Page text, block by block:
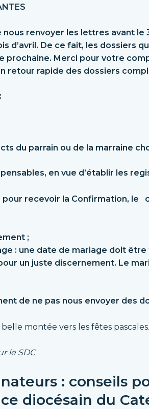
nous renvoyer les lettres avant
d’avril. De ce fait, les dossiers
prochaine. Merci pour votre
retour rapide des dossiers
du parrain ou de la marraine
en vue d’établir les
pour recevoir la Confirmation, le
;
: une date de mariage doit être
un juste discernement. Le
de ne pas nous envoyer des
montée vers les fêtes pascales.
le SDC
: conseils
diocésain du